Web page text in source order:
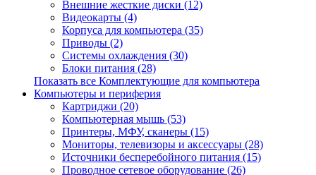
Внешние жесткие диски (12)
Видеокарты (4)
Корпуса для компьютера (35)
Приводы (2)
Системы охлаждения (30)
Блоки питания (28)
Показать все Комплектующие для компьютера
Компьютеры и периферия
Картриджи (20)
Компьютерная мышь (53)
Принтеры, МФУ, сканеры (15)
Мониторы, телевизоры и аксессуары (28)
Источники бесперебойного питания (15)
Проводное сетевое оборудование (26)